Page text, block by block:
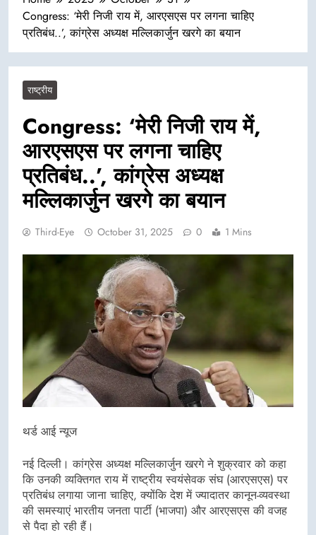
Congress: ‘मेरी निजी राय में, आरएसएस पर लगना चाहिए
प्रतिबंध..’, कांग्रेस अध्यक्ष मल्लिकार्जुन खरगे का बयान
राष्ट्रीय
Congress: ‘मेरी निजी राय में,
आरएसएस पर लगना चाहिए
प्रतिबंध..’, कांग्रेस अध्यक्ष
मल्लिकार्जुन खरगे का बयान
Third-Eye October 31, 2025 0 1 Mins
थर्ड आई न्यूज
नई दिल्ली। कांग्रेस अध्यक्ष मल्लिकार्जुन खरगे ने शुक्रवार को कहा
कि उनकी व्यक्तिगत राय में राष्ट्रीय स्वयंसेवक संघ (आरएसएस) पर
प्रतिबंध लगाया जाना चाहिए, क्योंकि देश में ज्यादातर कानून-व्यवस्था
की समस्याएं भारतीय जनता पार्टी (भाजपा) और आरएसएस की वजह
से पैदा हो रही हैं।